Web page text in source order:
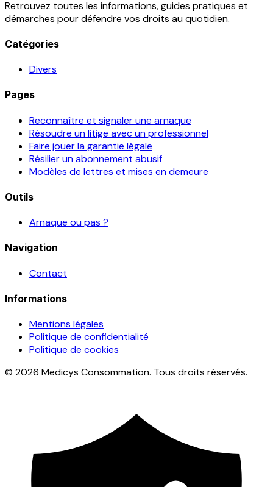
Retrouvez toutes les informations, guides pratiques et
démarches pour défendre vos droits au quotidien.
Catégories
Divers
Pages
Reconnaître et signaler une arnaque
Résoudre un litige avec un professionnel
Faire jouer la garantie légale
Résilier un abonnement abusif
Modèles de lettres et mises en demeure
Outils
Arnaque ou pas ?
Navigation
Contact
Informations
Mentions légales
Politique de confidentialité
Politique de cookies
© 2026 Medicys Consommation. Tous droits réservés.